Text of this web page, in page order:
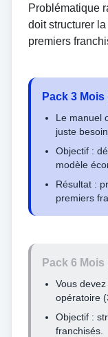
Problématique
doit structurer
premiers
Pack 3
Le manuel
juste
Objectif :
modèle
Résultat :
premiers
Pack 6
Vous
opératoire
Objectif :
franchisés.